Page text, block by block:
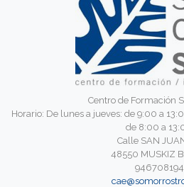
Centro de Formación
Horario: De lunes a jueves: de 9:00 a
de 8:00 a
Calle SAN
48550 MUSKIZ
946708194